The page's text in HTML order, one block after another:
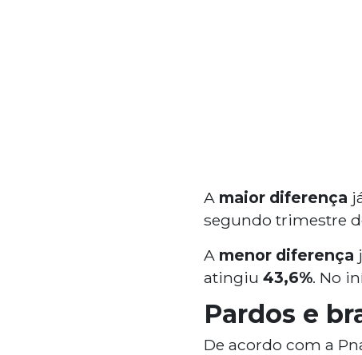
A maior diferença
segundo trimestre
A menor diferença
atingiu 43,6%. No
Pardos e
De acordo com a